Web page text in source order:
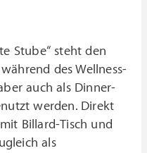
Stube“ steht den
des Wellness-
auch als Dinner-
werden. Direkt
Billard-Tisch und
als